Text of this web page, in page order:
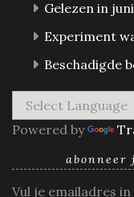
Gelezen in juni
Experiment
Beschadigde
Powered by
Vul je emailadres